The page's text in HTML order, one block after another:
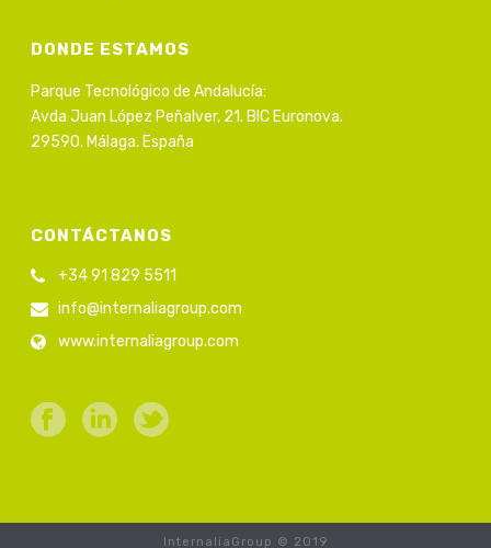
DONDE ESTAMOS
Parque Tecnológico de Andalucía:
Avda Juan López Peñalver, 21. BIC Euronova.
29590. Málaga. España
CONTÁCTANOS
+34 91 829 5511
info@internaliagroup.com
www.internaliagroup.com
InternaliaGroup © 2019